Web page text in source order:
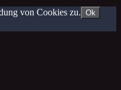
von Cookies zu. Ok